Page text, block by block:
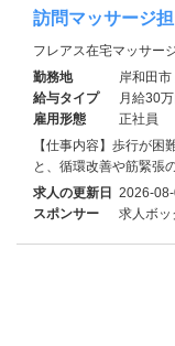
訪問マッサージ
フレアス在宅マッサー
勤務地
岸和田
給与タイプ
月給30
雇用形態
正社員
【仕事内容】歩行が困
と、循環改善や筋緊張
求人の更新日 2026-
スポンサー
求人ボッ